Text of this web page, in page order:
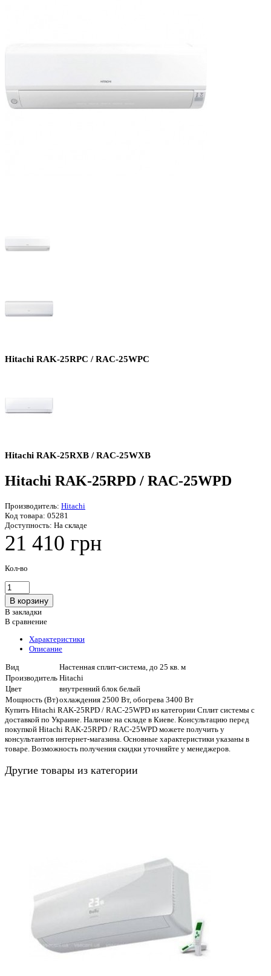
Hitachi RAK-25RPC / RAC-25WPC
Hitachi RAK-25RXB / RAC-25WXB
Hitachi RAK-25RPD / RAC-25WPD
Производитель: Hitachi
Код товара: 05281
Доступность: На складе
21 410 грн
Кол-во
В закладки
В сравнение
Характеристики
Описание
Вид
Настенная сплит-система, до 25 кв. м
Производитель Hitachi
Цвет
внутренний блок белый
Мощность (Вт)охлаждения 2500 Вт, обогрева 3400 Вт
Купить Hitachi RAK-25RPD / RAC-25WPD из категории Сплит системы с
доставкой по Украине. Наличие на складе в Киеве. Консультацию перед
покупкой Hitachi RAK-25RPD / RAC-25WPD можете получить у
консультантов интернет-магазина. Основные характеристики указаны в
товаре. Возможность получения скидки уточняйте у менеджеров.
Другие товары из категории